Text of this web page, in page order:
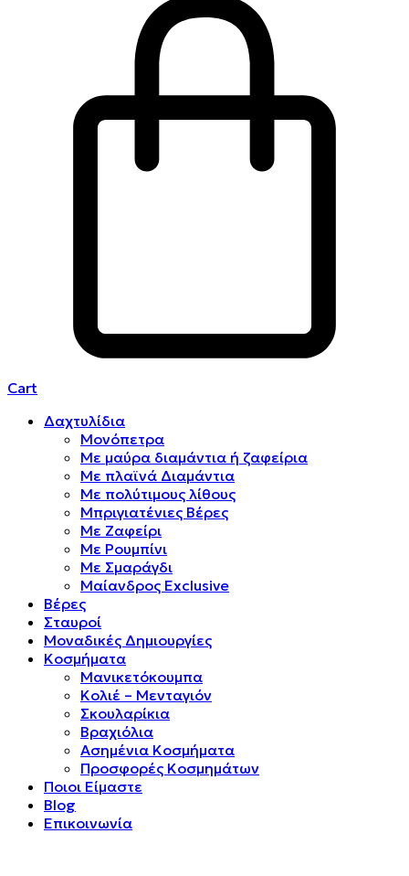
Cart
Δαχτυλίδια
Μονόπετρα
Mε μαύρα διαμάντια ή ζαφείρια
Mε πλαϊνά Διαμάντια
Mε πολύτιμους λίθους
Μπριγιατένιες Βέρες
Με Ζαφείρι
Με Ρουμπίνι
Με Σμαράγδι
Μαίανδρος Exclusive
Βέρες
Σταυροί
Μοναδικές Δημιουργίες
Κοσμήματα
Μανικετόκουμπα
Κολιέ – Μενταγιόν
Σκουλαρίκια
Βραχιόλια
Ασημένια Κοσμήματα
Προσφορές Κοσμημάτων
Ποιοι Είμαστε
Blog
Επικοινωνία